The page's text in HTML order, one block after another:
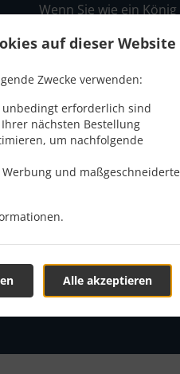
auf dieser Website
Zwecke verwenden:
unbedingt erforderlich sind
nächsten Bestellung
um nachfolgende
und maßgeschneiderte
Alle akzeptieren
Wenn Sie wie ein
bei Leonhardo’s
Wählen Sie einfach
dass Ihnen unser
Liefergebühr
, Mind. -
Zone 2, Mind. -
, Mind. -
Zone 7
, Mind. -
Zone 4, Mind. -
Zone 5, Mind. -
Zone 6, Mind. -